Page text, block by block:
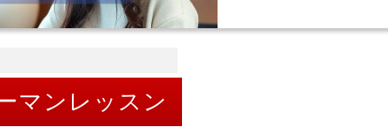
マンレッスン